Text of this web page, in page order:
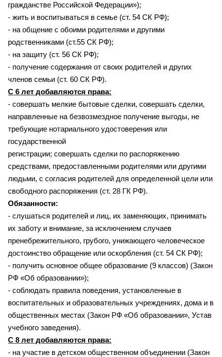
гражданстве Российской Федерации»);
- жить и воспитываться в семье (ст. 54 СК РФ);
- на общение с обоими родителями и другими
родственниками (ст.55 СК РФ);
- на защиту (ст. 56 СК РФ);
- получение содержания от своих родителей и других
членов семьи (ст. 60 СК РФ).
С 6 лет добавляются права:
- совершать мелкие бытовые сделки, совершать сделки,
направленные на безвозмездное получение выгоды, не
требующие нотариального удостоверения или
государственной
регистрации; совершать сделки по распоряжению
средствами, предоставленными родителями или другими
людьми, с согласия родителей для определенной цели или
свободного распоряжения (ст. 28 ГК РФ).
Обязанности:
- слушаться родителей и лиц, их заменяющих, принимать
их заботу и внимание, за исключением случаев
пренебрежительного, грубого, унижающего человеческое
достоинство обращение или оскорбления (ст. 54 СК РФ);
- получить основное общее образование (9 классов) (Закон
РФ «Об образовании»);
- соблюдать правила поведения, установленные в
воспитательных и образовательных учреждениях, дома и в
общественных местах (Закон РФ «Об образовании», Устав
учебного заведения).
С 8 лет добавляются права:
- на участие в детском общественном объединении (Закон